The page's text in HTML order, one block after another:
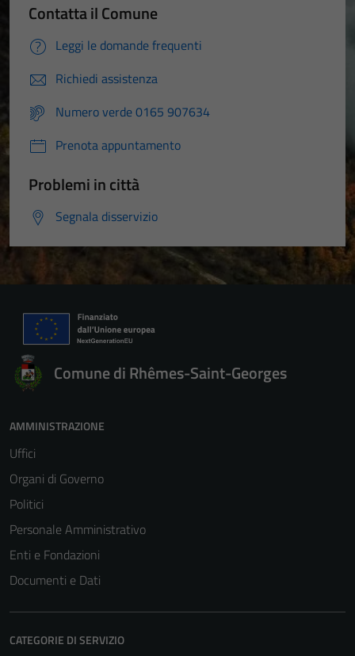
Contatta il Comune
Leggi le domande frequenti
Richiedi assistenza
Numero verde 0165 907634
Prenota appuntamento
Problemi in città
Segnala disservizio
Comune di Rhêmes-Saint-Georges
AMMINISTRAZIONE
Uffici
Organi di Governo
Politici
Personale Amministrativo
Enti e Fondazioni
Documenti e Dati
CATEGORIE DI SERVIZIO